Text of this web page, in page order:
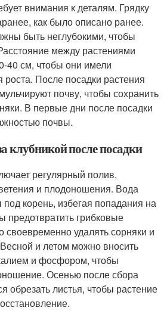
внимания к деталям. Грядку
как было описано ранее.
быть неглубокими, чтобы
между растениями
40 см, чтобы они имели
роста. После посадки растения
почву, чтобы сохранить
В первые дни после посадки
почвы.
клубникой после посадки
регулярный полив,
и плодоношения. Вода
корень, избегая попадания на
предотвратить грибковые
своевременно удалять сорняки и
и летом можно вносить
и фосфором, чтобы
Осенью после сбора
обрезать листья, чтобы растение